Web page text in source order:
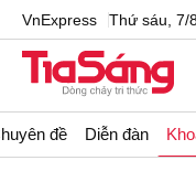
VnExpress Thứ sáu, 7/
đề Diễn đàn